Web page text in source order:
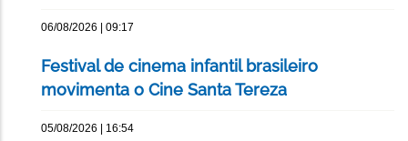
06/08/2026 | 09:17
Festival de cinema infantil brasileiro
movimenta o Cine Santa Tereza
05/08/2026 | 16:54